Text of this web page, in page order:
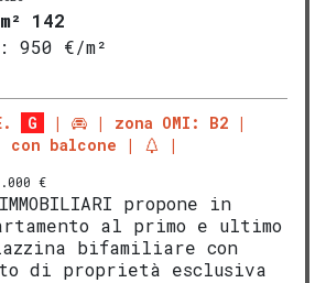
m² 142
950 €/m²
G
zona OMI: B2
con balcone
€
IMMOBILIARI propone in
al primo e ultimo
bifamiliare con
di proprietà esclusiva